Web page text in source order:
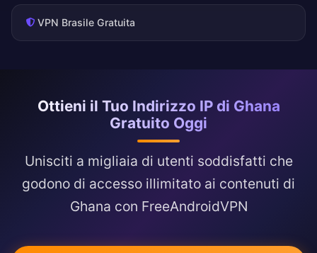
VPN Brasile Gratuita
Ottieni il Tuo Indirizzo IP di Ghana
Gratuito Oggi
Unisciti a migliaia di utenti soddisfatti che
godono di accesso illimitato ai contenuti di
Ghana con FreeAndroidVPN